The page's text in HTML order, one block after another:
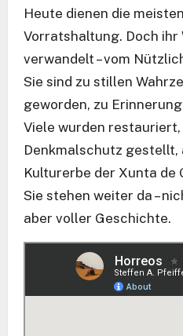
Heute dienen die
Vorratshaltung. Doch ihr
verwandelt – vom
Sie sind zu stillen
geworden, zu
Viele wurden
Denkmalschutz gestellt,
Kulturerbe der Xunta de
Sie stehen weiter da –
aber voller Geschichte.